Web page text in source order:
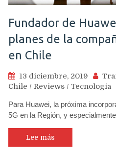
Fundador de
planes de la
en Chile
13 diciembre, 2019
Chile / Reviews / Tecnología
Para Huawei, la próxima
5G en la Región, y
Lee más